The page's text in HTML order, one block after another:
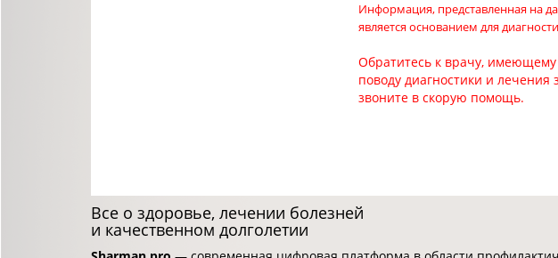
Информация, представленная на
является основанием для
Обратитесь к врачу,
поводу диагностики и
звоните в скорую помощь.
Все о здоровье, лечении болезней
и качественном долголетии